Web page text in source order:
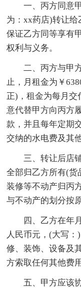
一、丙方同意
为：xx药店)转让给
保证乙方同等享有
权利与义务。
二、丙方与甲
止，月租金为￥
正)，租金为每月交
意代替甲方向丙方
款，并且每年定期
交纳的水电费及其
三、转让后店
全部归乙方所有(货
装修等不动产归丙
与不动产的划分按
四、乙方在年
人民币元，(大写
修、装饰、设备及
方索取任何其他费用
五、甲方应该